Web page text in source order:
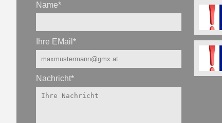
Name*
Ihre EMail*
Nachricht*